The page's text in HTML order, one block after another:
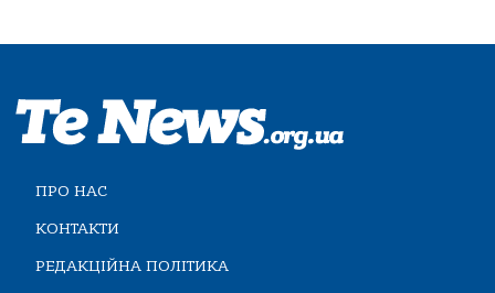
ПРО НАС
КОНТАКТИ
РЕДАКЦІЙНА ПОЛІТИКА